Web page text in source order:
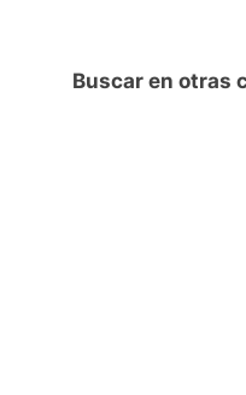
Buscar en otras